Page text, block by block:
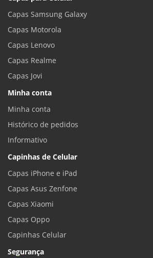
Capas Samsung Galaxy
Capas Motorola
Capas Lenovo
Capas Realme
Capas Jovi
Minha conta
Minha conta
Histórico de pedidos
Informativo
Capinhas de Celular
Capas iPhone e iPad
Capas Asus Zenfone
Capas Xiaomi
Capas Oppo
Capinhas Celular
Segurança